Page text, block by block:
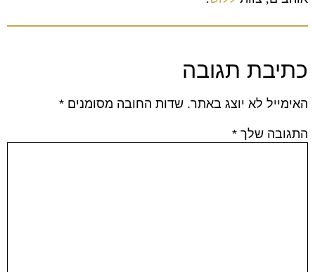
כתיבת תגובה
האימייל לא יוצג באתר. שדות החובה מסומנים *
התגובה שלך *